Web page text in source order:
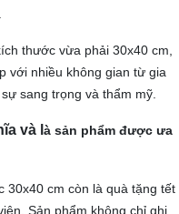
thước vừa phải 30x40 cm,
với nhiều không gian từ gia
sang trọng và thẩm mỹ.
và l à sản phẩm được ưa
30x40 cm còn là quà tặng tết
Sản phẩm không chỉ ghi